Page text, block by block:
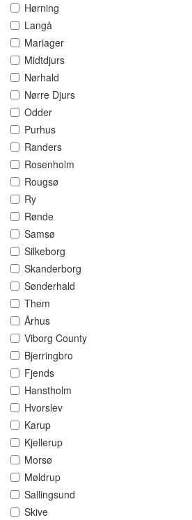
Hørning
Langå
Mariager
Midtdjurs
Nørhald
Nørre Djurs
Odder
Purhus
Randers
Rosenholm
Rougsø
Ry
Rønde
Samsø
Silkeborg
Skanderborg
Sønderhald
Them
Århus
Viborg County
Bjerringbro
Fjends
Hanstholm
Hvorslev
Karup
Kjellerup
Morsø
Møldrup
Sallingsund
Skive